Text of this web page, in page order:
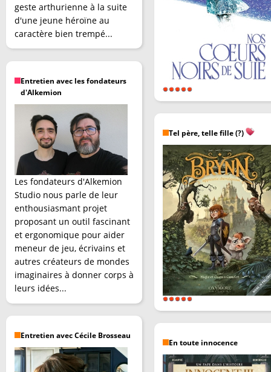
geste arthurienne à la suite
d'une jeune héroïne au
caractère bien trempé...
Entretien avec les fondateurs
d'Alkemion
Les fondateurs d'Alkemion
Studio nous parle de leur
enthousiasmant projet
proposant un outil fascinant
et ergonomique pour aider
meneur de jeu, écrivains et
autres créateurs de mondes
imaginaires à donner corps à
leurs idées...
Entretien avec Cécile Brosseau
Tel père, telle fille (?)
En toute innocence